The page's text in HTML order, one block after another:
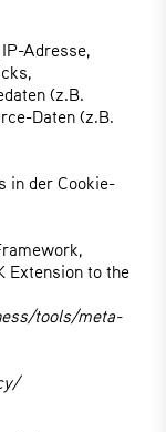
Adresse,
(z.B.
Daten (z.B.
in der Cookie-
Extension to the
tools/meta-